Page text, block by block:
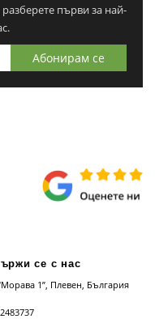
първи за най-
Абонирам се
се с нас
1”, Плевен, България